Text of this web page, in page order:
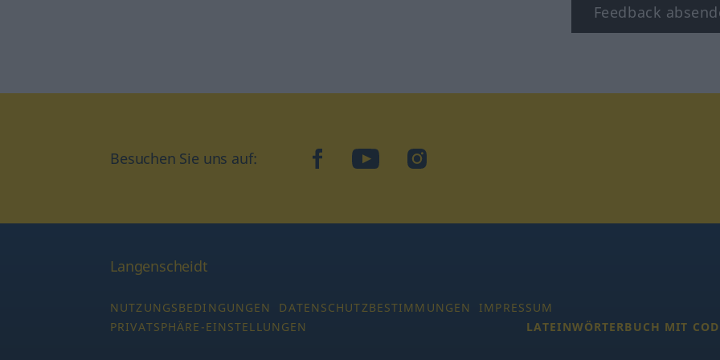
Feedback
Besuchen Sie uns auf: facebookYouTubeInstagram
Langenscheidt
NUTZUNGSBEDINGUNGEN DATENSCHUTZBESTIMMUNGEN
IMPRESSUM
PRIVATSPHÄRE-EINSTELLUNGEN
LATEINWÖRTERBUCH MIT